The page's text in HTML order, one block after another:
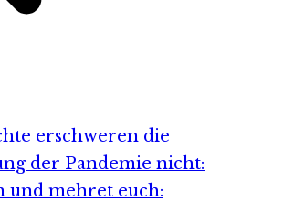
erschweren die
der Pandemie nicht:
und mehret euch: